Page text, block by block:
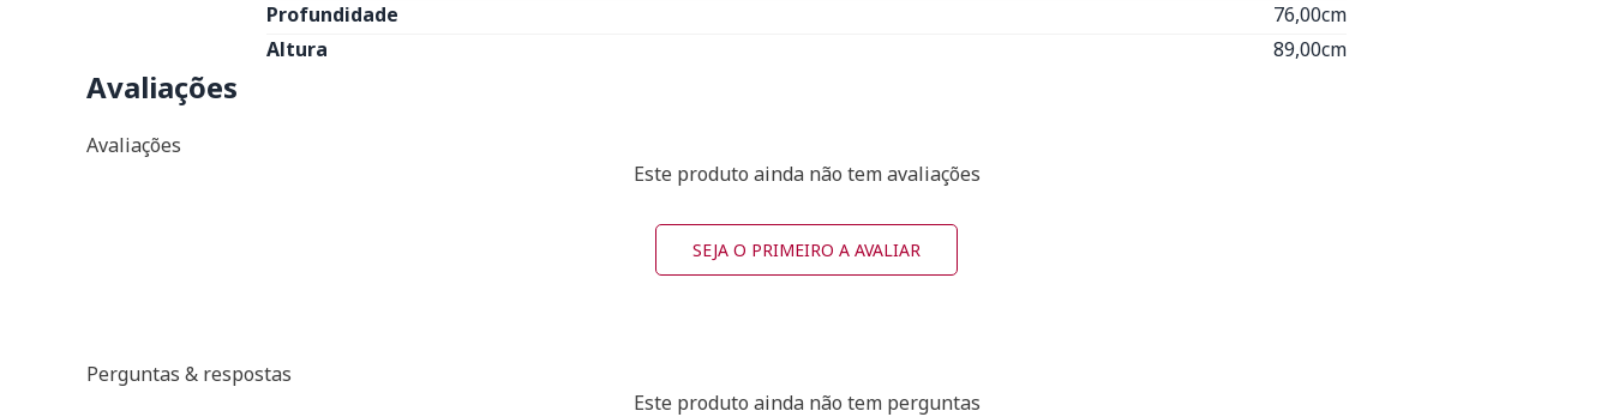
Profundidade
76,00cm
Altura
89,00cm
Avaliações
Avaliações
Este produto ainda não tem avaliações
SEJA O PRIMEIRO A AVALIAR
Perguntas & respostas
Este produto ainda não tem perguntas